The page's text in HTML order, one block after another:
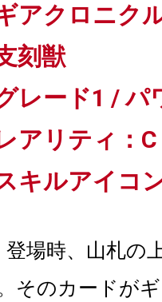
アクロニク
刻獣
レード1 / パ
アリティ：C
キルアイコ
登場時、山札の
そのカードが